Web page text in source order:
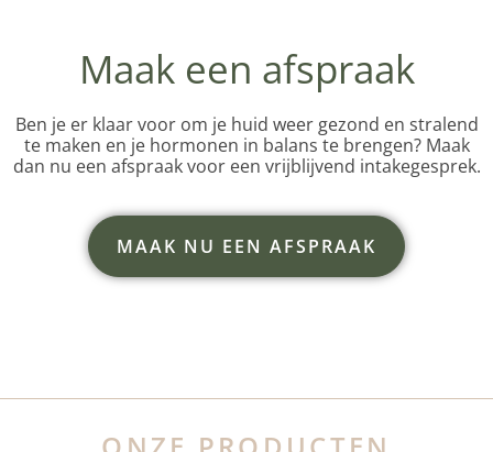
Maak een afspraak
Ben je er klaar voor om je huid weer gezond en stralend
te maken en je hormonen in balans te brengen? Maak
dan nu een afspraak voor een vrijblijvend intakegesprek.
MAAK NU EEN AFSPRAAK